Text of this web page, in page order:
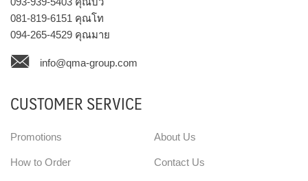
081-819-6151 คุณโท
094-265-4529 คุณมาย
info@qma-group.com
CUSTOMER SERVICE
Promotions
How to Order
About Us
Contact Us